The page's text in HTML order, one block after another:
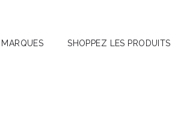
MARQUES SHOPPEZ LES PRODUITS